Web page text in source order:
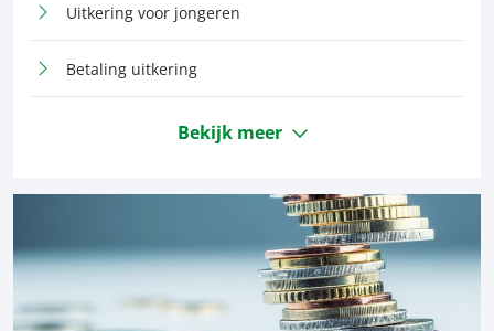
Uitkering voor jongeren
Betaling uitkering
Bekijk meer